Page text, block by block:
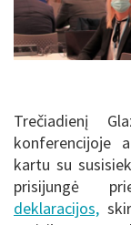
Trečiadienį
konferencijoje
kartu su
prisijungė
deklaracijos,